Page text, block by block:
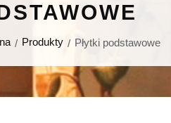
Produkty Płytki podstawowe